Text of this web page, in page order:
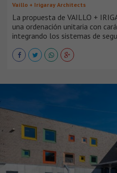
Vaíllo + Irigaray Architects
La propuesta de VAILLO +
una ordenación unitaria con
integrando los sistemas de